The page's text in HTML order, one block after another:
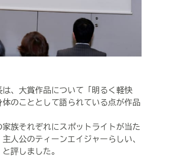
、大賞作品について「明るく軽快
のこととして語られている点が作品
族それぞれにスポットライトが当た
人公のティーンエイジャーらしい、
評しました。